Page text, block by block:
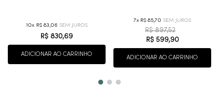
10 R$ 83,06
R$ 830,69
ADICIONAR AO CARRINHO
7 R$ 85,70
R$ 897,52
R$ 599,90
ADICIONAR AO CARRINHO